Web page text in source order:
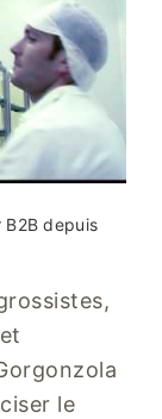
depuis
le